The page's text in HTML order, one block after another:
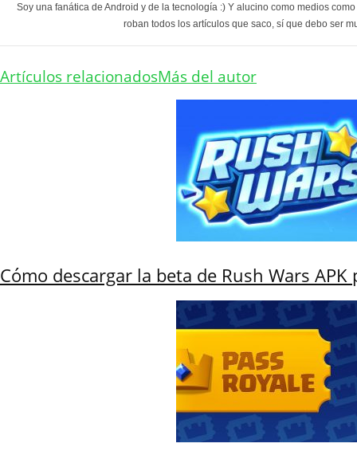
Soy una fanática de Android y de la tecnología :) Y alucino como medios
roban todos los artículos que saco, sí que debo ser
Artículos relacionadosMás del autor
Cómo descargar la beta de Rush Wars